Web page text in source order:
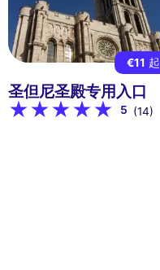
€11 起
圣但尼圣殿专用入口
5 (14)